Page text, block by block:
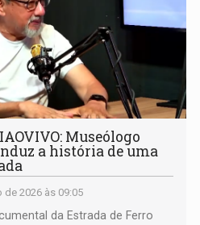
Museólogo
a história de uma
de 2026 às 09:05
da Estrada de Ferro